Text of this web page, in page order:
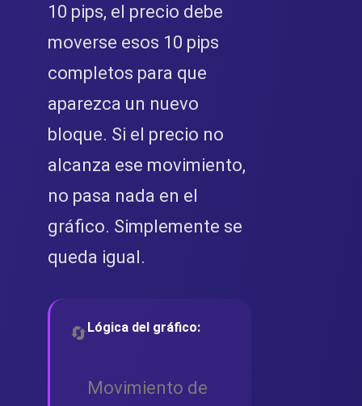
10 pips, el precio debe
moverse esos 10 pips
completos para que
aparezca un nuevo
bloque. Si el precio no
alcanza ese movimiento,
no pasa nada en el
gráfico. Simplemente se
queda igual.
🔄Lógica del gráfico:
Movimiento de